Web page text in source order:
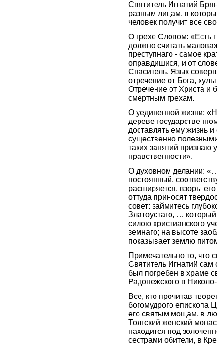
Святитель Игнатий
разным лицам, в
человек получит все
О грехе Словом: «Есть
должно считать
преступнаго - самое
оправдишися, и от
Спаситель. Язык
отречение от Бога,
Отречение от Христа и
смертным грехам.
О уединенной жизни:
дереве
доставлять ему жизнь
существенно
таких занятий признаю
нравственности».
О духовном делании:
постоянный,
расширяется, взоры
оттуда приносят
совет: займитесь
Златоустаго, …
силою христианского
земнаго; на высоте
показывает землю
Примечательно то, что
Святитель Игнатий сам
был погребен в храме
Радонежского в
Все, кто прочитав
богомудрого епископа
его святым мощам, в
Толгский женский
находится под
сестрами обители, в